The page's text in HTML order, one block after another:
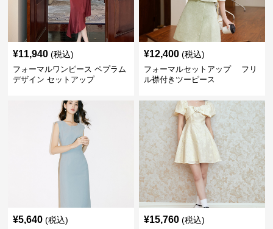
¥11,940 (税込)
フォーマルワンピース ペプラム
デザイン セットアップ
¥12,400 (税込)
フォーマルセットアップ フリ
ル襟付きツーピース
¥5,640 (税込) ¥15,760 (税込)